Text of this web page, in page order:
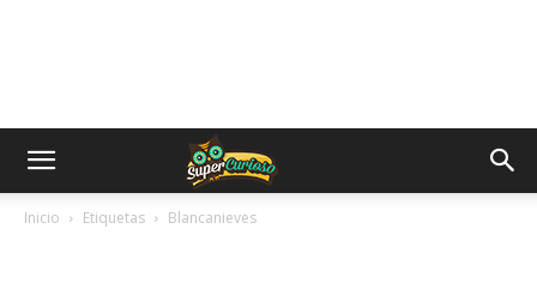
Inicio Etiquetas Blancanieves